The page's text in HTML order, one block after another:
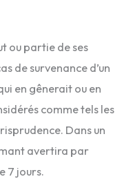
ou partie de ses
de survenance d’un
en gênerait ou en
comme tels les
Dans un
avertira par
7 jours.